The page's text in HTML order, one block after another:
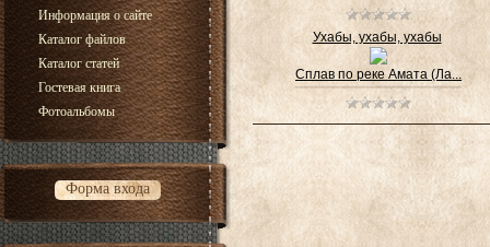
Информация о сайте
Каталог файлов
Каталог статей
Гостевая книга
Фотоальбомы
Форма входа
Ухабы, ухабы, ухабы
Сплав по реке Амата (Ла...